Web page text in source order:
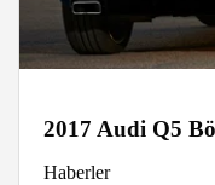
2017 Audi Q5
Haberler